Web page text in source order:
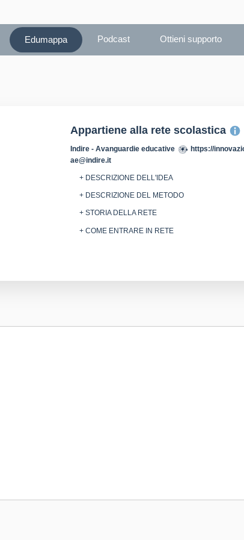
Edumappa Podcast Ottieni supporto
Appartiene alla rete scolastica
Indire - Avanguardie educative
https://
ae@indire.it
+ DESCRIZIONE DELL'IDEA
+ DESCRIZIONE DEL METODO
+ STORIA DELLA RETE
+ COME ENTRARE IN RETE